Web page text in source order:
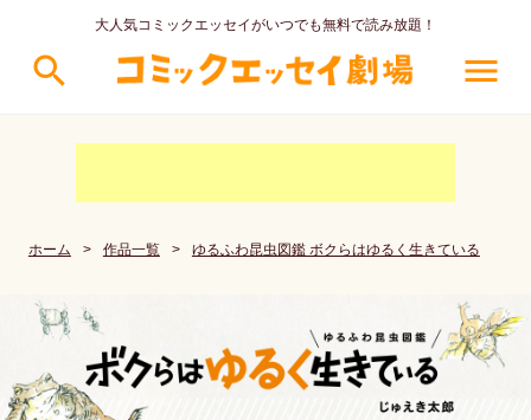
大人気コミックエッセイがいつでも無料で読み放題！
search menu
ホーム > 作品一覧 > ゆるふわ昆虫図鑑 ボクらはゆるく生きている